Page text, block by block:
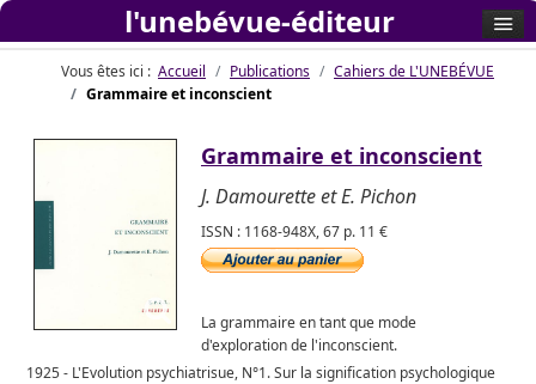
Vous êtes ici : Accueil Publications
Cahiers de L'UNEBÉVUE
Grammaire et inconscient
Grammaire et inconscient
J. Damourette et E. Pichon
ISSN : 1168-948X, 67 p. 11 €
La grammaire en tant que mode
d'exploration de l'inconscient.
1925 - L'Evolution psychiatrisue, N°1. Sur la signification psychologique
l'unebévue-éditeur